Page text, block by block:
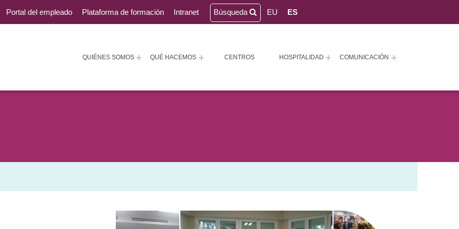
QUIÉNES SOMOS QUÉ HACEMOS CENTROS HOSPITALIDAD COMUNICACIÓN
Portal del empleado Plataforma de formación Intranet Búsqueda EU ES